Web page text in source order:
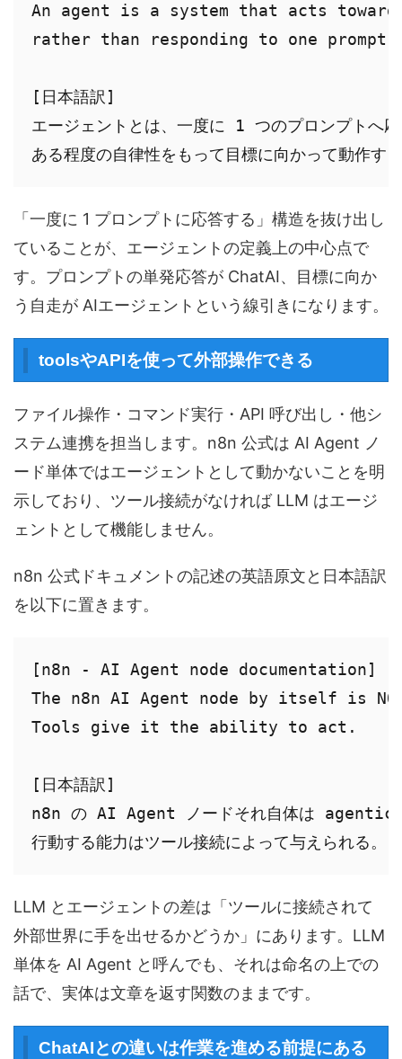
An agent is a system that acts
rather than responding to one
[日本語訳]
エージェントとは、一度に 1 つのプロンプトへ
ある程度の自律性をもって目標に向かって動作す
「一度に 1 プロンプトに応答する」構造を抜け出し
ていることが、エージェントの定義上の中心点で
す。プロンプトの単発応答が ChatAI、目標に向か
う自走が AIエージェントという線引きになります。
toolsやAPIを使って外部操作できる
ファイル操作・コマンド実行・API 呼び出し・他シ
ステム連携を担当します。n8n 公式は AI Agent ノ
ード単体ではエージェントとして動かないことを明
示しており、ツール接続がなければ LLM はエージ
ェントとして機能しません。
n8n 公式ドキュメントの記述の英語原文と日本語訳
を以下に置きます。
[n8n - AI Agent node documentation]
The n8n AI Agent node by itself is
Tools give it the ability to act.
[日本語訳]
n8n の AI Agent ノードそれ自体は agentic
行動する能力はツール接続によって与えられる。
LLM とエージェントの差は「ツールに接続されて
外部世界に手を出せるかどうか」にあります。LLM
単体を AI Agent と呼んでも、それは命名の上での
話で、実体は文章を返す関数のままです。
ChatAIとの違いは作業を進める前提にある